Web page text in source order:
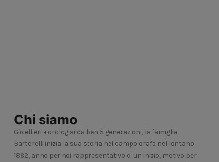
Chi siamo
Gioiellieri e orologiai da ben 5 generazioni, la famiglia
Bartorelli inizia la sua storia nel campo orafo nel lontano
1882, anno per noi rappresentativo di un inizio, motivo per